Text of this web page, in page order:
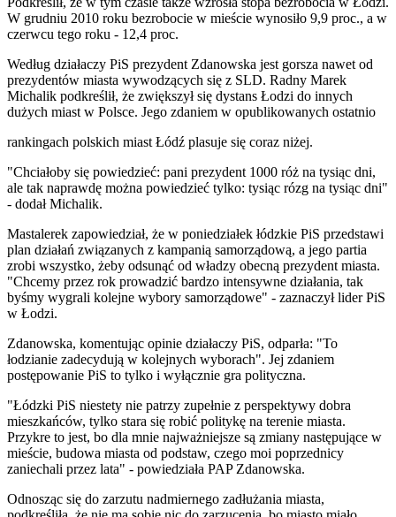
W grudniu 2010 roku bezrobocie w mieście wynosiło 9,9 proc., a w
czerwcu tego roku - 12,4 proc.
Według działaczy PiS prezydent Zdanowska jest gorsza nawet od
prezydentów miasta wywodzących się z SLD. Radny Marek
Michalik podkreślił, że zwiększył się dystans Łodzi do innych
dużych miast w Polsce. Jego zdaniem w opublikowanych ostatnio
rankingach polskich miast Łódź plasuje się coraz niżej.
"Chciałoby się powiedzieć: pani prezydent 1000 róż na tysiąc dni,
ale tak naprawdę można powiedzieć tylko: tysiąc rózg na tysiąc dni"
- dodał Michalik.
Mastalerek zapowiedział, że w poniedziałek łódzkie PiS przedstawi
plan działań związanych z kampanią samorządową, a jego partia
zrobi wszystko, żeby odsunąć od władzy obecną prezydent miasta.
"Chcemy przez rok prowadzić bardzo intensywne działania, tak
byśmy wygrali kolejne wybory samorządowe" - zaznaczył lider PiS
w Łodzi.
Zdanowska, komentując opinie działaczy PiS, odparła: "To
łodzianie zadecydują w kolejnych wyborach". Jej zdaniem
postępowanie PiS to tylko i wyłącznie gra polityczna.
"Łódzki PiS niestety nie patrzy zupełnie z perspektywy dobra
mieszkańców, tylko stara się robić politykę na terenie miasta.
Przykre to jest, bo dla mnie najważniejsze są zmiany następujące w
mieście, budowa miasta od podstaw, czego moi poprzednicy
zaniechali przez lata" - powiedziała PAP Zdanowska.
Odnosząc się do zarzutu nadmiernego zadłużania miasta,